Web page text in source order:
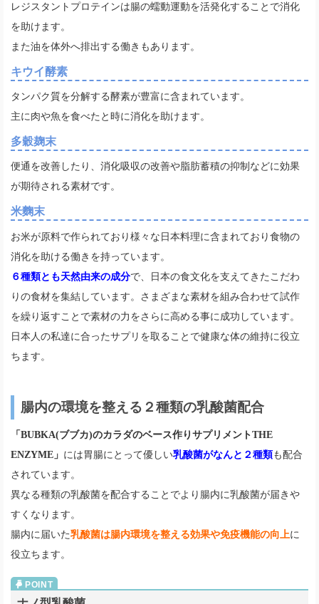
レジスタントプロテインは腸の蠕動運動を活発化することで消化
を助けます。
また油を体外へ排出する働きもあります。
キウイ酵素
タンパク質を分解する酵素が豊富に含まれています。
主に肉や魚を食べたと時に消化を助けます。
多穀麹末
便通を改善したり、消化吸収の改善や脂肪蓄積の抑制などに効果
が期待される素材です。
米麴末
お米が原料で作られており様々な日本料理に含まれており食物の
消化を助ける働きを持っています。
６種類とも天然由来の成分で、日本の食文化を支えてきたこだわ
りの食材を集結しています。さまざまな素材を組み合わせて試作
を繰り返すことで素材の力をさらに高める事に成功しています。
日本人の私達に合ったサプリを取ることで健康な体の維持に役立
ちます。
腸内の環境を整える２種類の乳酸菌配合
「BUBKA(ブブカ)のカラダのベース作りサプリメントTHE
ENZYME」 には胃腸にとって優しい乳酸菌がなんと２種類も配合
されています。
異なる種類の乳酸菌を配合することでより腸内に乳酸菌が届きや
すくなります。
腸内に届いた乳酸菌は腸内環境を整える効果や免疫機能の向上に
役立ちます。